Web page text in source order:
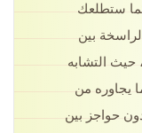
ستطلعك
بين
التشابه
يجاوره من
حواجز بين